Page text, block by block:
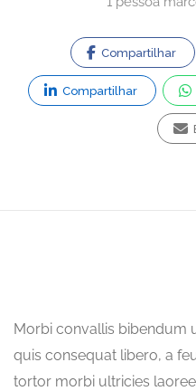
Compartilhar
Compartilhar
Morbi convallis bibendum
quis consequat libero, a
tortor morbi ultricies